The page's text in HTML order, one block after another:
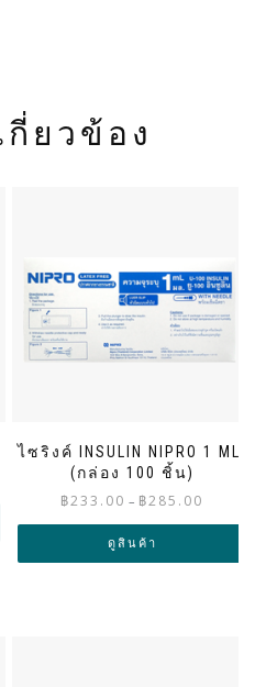
ยวข้อง
ไซริงค์ INSULIN NIPRO 1 ML.
(กล่อง 100 ชิ้น)
฿233.00 – ฿285.00
through
ดูสินค้า